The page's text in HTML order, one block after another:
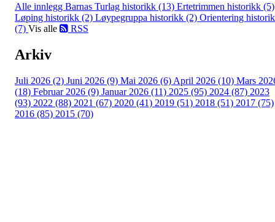
Alle innlegg Barnas Turlag historikk (13) Ertetrimmen historikk (5)
Løping historikk (2) Løypegruppa historikk (2) Orientering
(7) Vis alle RSS
Arkiv
Juli 2026 (2) Juni 2026 (9) Mai 2026 (6) April 2026 (10) Mars
(18) Februar 2026 (9) Januar 2026 (11) 2025 (95) 2024 (87) 2023
(93) 2022 (88) 2021 (67) 2020 (41) 2019 (51) 2018 (51) 2017 (75)
2016 (85) 2015 (70)